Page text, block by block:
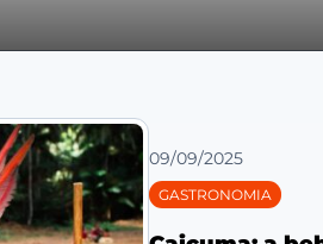
09/09/2025
GASTRONOMIA